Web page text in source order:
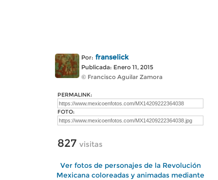
Por: franselick
Publicada: Enero 11, 2015
© Francisco Aguilar Zamora
PERMALINK:
FOTO:
827 visitas
Ver fotos de personajes de la Revolución
Mexicana coloreadas y animadas mediante